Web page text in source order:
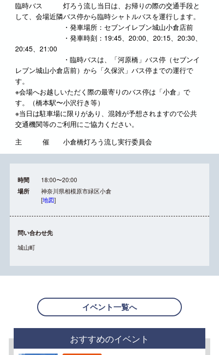
臨時バス 灯ろう流し当日は、お帰りの際の交通手段と
して、会場近隣バス停から臨時シャトルバスを運行します。
・発車場所：セブンイレブン城山小倉店前
・発車時刻：19:45、20:00、20:15、20:30、
20:45、21:00
・臨時バスは、「河原橋」バス停（セブンイ
レブン城山小倉店前）から「久保沢」バス停までの運行で
す。
※会場へお越しいただく際の最寄りのバス停は「小倉」で
す。（橋本駅〜小沢行き等）
※当日は駐車場に限りがあり、混雑が予想されますので公共
交通機関等のご利用にご協力ください。
主 催 小倉橋灯ろう流し実行委員会
時間 18:00〜20:00
場所
神奈川県相模原市緑区小倉
[地図]
問い合わせ先
城山町
イベント一覧へ
おすすめのイベント